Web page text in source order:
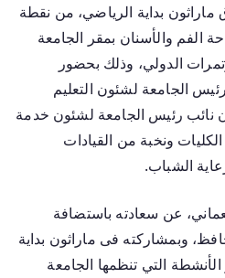
ماراثون بداية الرياضي، من نقطة
الفم والأسنان بمقر الجامعة
الدولي، وذلك بحضور
الجامعة لشئون التعليم
نائب رئيس الجامعة لشئون خدمة
الكليات ونخبة من القيادات
الشباب.
عن سعادته باستضافة
وبمشاركته فى ماراثون بداية
التي تنظمها الجامعة